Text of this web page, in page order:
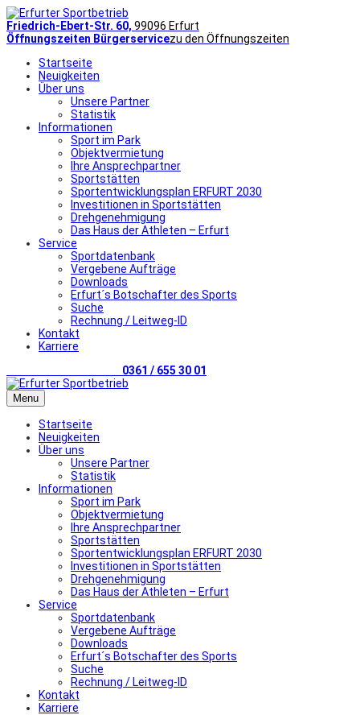
Friedrich-Ebert-Str. 60, 99096 Erfurt
Öffnungszeiten Bürgerservicezu den Öffnungszeiten
Startseite
Neuigkeiten
Über uns
Unsere Partner
Statistik
Informationen
Sport im Park
Objektvermietung
Ihre Ansprechpartner
Sportstätten
Sportentwicklungsplan ERFURT 2030
Investitionen in Sportstätten
Drehgenehmigung
Das Haus der Athleten – Erfurt
Service
Sportdatenbank
Vergebene Aufträge
Downloads
Erfurt´s Botschafter des Sports
Suche
Rechnung / Leitweg-ID
Kontakt
Karriere
0361 / 655 30 01
Menu
Startseite
Neuigkeiten
Über uns
Unsere Partner
Statistik
Informationen
Sport im Park
Objektvermietung
Ihre Ansprechpartner
Sportstätten
Sportentwicklungsplan ERFURT 2030
Investitionen in Sportstätten
Drehgenehmigung
Das Haus der Athleten – Erfurt
Service
Sportdatenbank
Vergebene Aufträge
Downloads
Erfurt´s Botschafter des Sports
Suche
Rechnung / Leitweg-ID
Kontakt
Karriere